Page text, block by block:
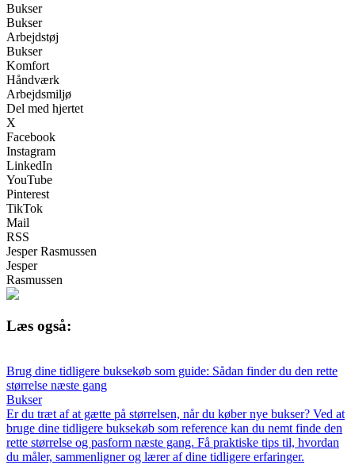
Bukser
Bukser
Arbejdstøj
Bukser
Komfort
Håndværk
Arbejdsmiljø
Del med hjertet
X
Facebook
Instagram
LinkedIn
YouTube
Pinterest
TikTok
Mail
RSS
Jesper Rasmussen
Jesper
Rasmussen
Læs også:
Brug dine tidligere buksekøb som guide: Sådan finder du den rette
størrelse næste gang
Bukser
Er du træt af at gætte på størrelsen, når du køber nye bukser? Ved at
bruge dine tidligere buksekøb som reference kan du nemt finde den
rette størrelse og pasform næste gang. Få praktiske tips til, hvordan
du måler, sammenligner og lærer af dine tidligere erfaringer.